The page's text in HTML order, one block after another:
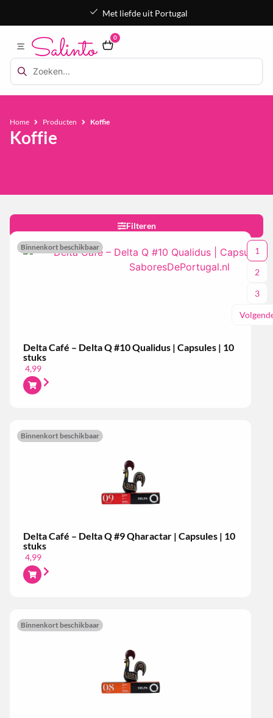
Met liefde uit Portugal
0
Home Producten Koffie
Koffie
Filteren
Binnenkort beschikbaar
Delta Café – Delta Q #10 Qualidus | Capsules | 10
stuks
4,99
Binnenkort beschikbaar
Delta Café – Delta Q #9 Qharactar | Capsules | 10
stuks
4,99
Binnenkort beschikbaar
1
2
3